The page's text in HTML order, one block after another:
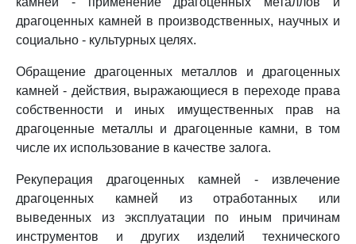
драгоценных камней в производственных, научных и
социально - культурных целях.
Обращение драгоценных металлов и драгоценных
камней - действия, выражающиеся в переходе права
собственности и иных имущественных прав на
драгоценные металлы и драгоценные камни, в том
числе их использование в качестве залога.
Рекуперация драгоценных камней - извлечение
драгоценных камней из отработанных или
выведенных из эксплуатации по иным причинам
инструментов и других изделий технического